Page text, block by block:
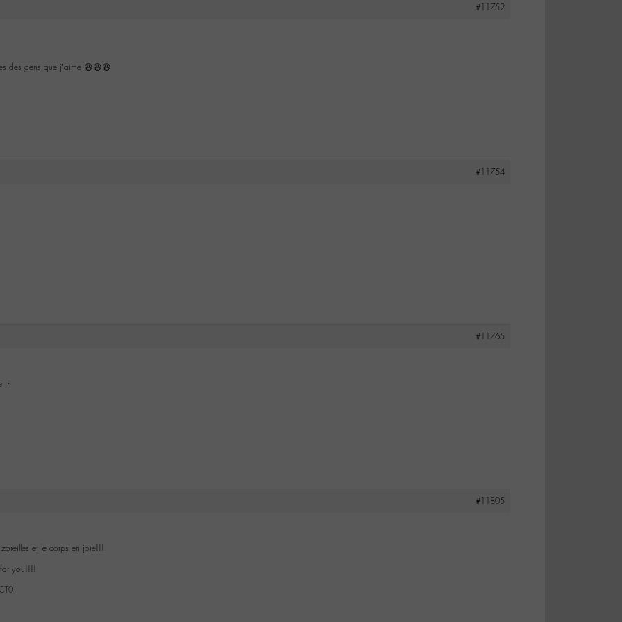
#11752
des gens que j’aime 😆😆😆
#11754
#11765
;-)
#11805
et le corps en joie!!!
you!!!!